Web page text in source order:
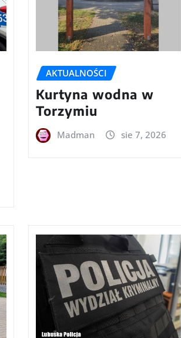
AKTUALNOŚCI
Kurtyna wodna w
Torzymiu
Madman sie 7, 2026